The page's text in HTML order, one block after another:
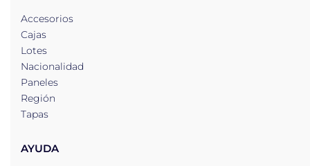
Accesorios
Cajas
Lotes
Nacionalidad
Paneles
Región
Tapas
AYUDA